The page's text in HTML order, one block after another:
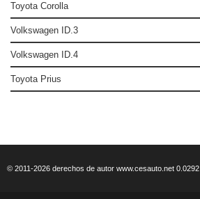
Toyota Corolla
Volkswagen ID.3
Volkswagen ID.4
Toyota Prius
© 2011-2026 derechos de autor www.cesauto.net 0.0292